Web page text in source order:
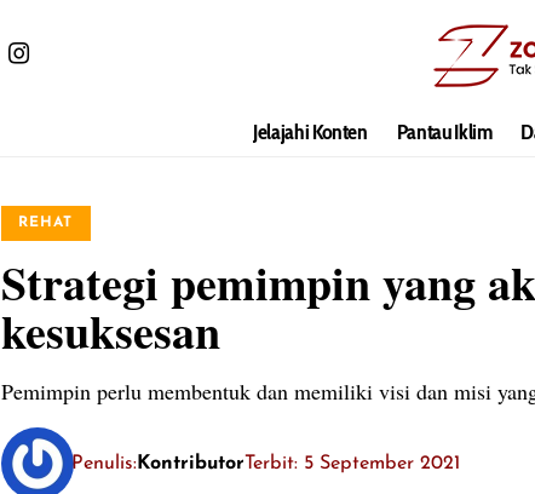
Jelajahi Konten Pantau Iklim
REHAT
Strategi pemimpin yang
kesuksesan
Pemimpin perlu membentuk dan memiliki visi dan misi
Penulis:Kontributor Terbit: 5 September 2021